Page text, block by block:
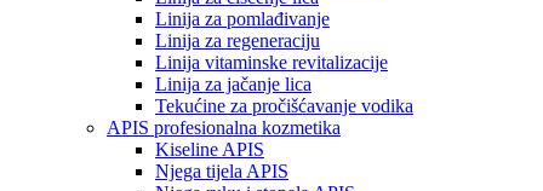
Linija za pomlađivanje
Linija za regeneraciju
Linija vitaminske revitalizacije
Linija za jačanje lica
Tekućine za pročišćavanje vodika
APIS profesionalna kozmetika
Kiseline APIS
Njega tijela APIS